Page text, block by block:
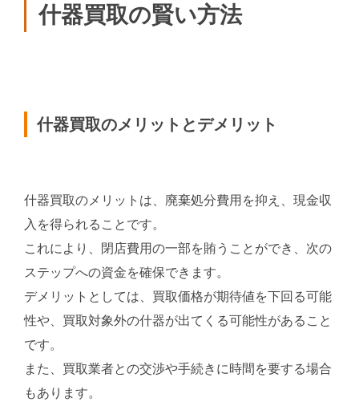
什器買取の賢い方法
什器買取のメリットとデメリット
什器買取のメリットは、廃棄処分費用を抑え、現金収
入を得られることです。
これにより、閉店費用の一部を賄うことができ、次の
ステップへの資金を確保できます。
デメリットとしては、買取価格が期待値を下回る可能
性や、買取対象外の什器が出てくる可能性があること
です。
また、買取業者との交渉や手続きに時間を要する場合
もあります。